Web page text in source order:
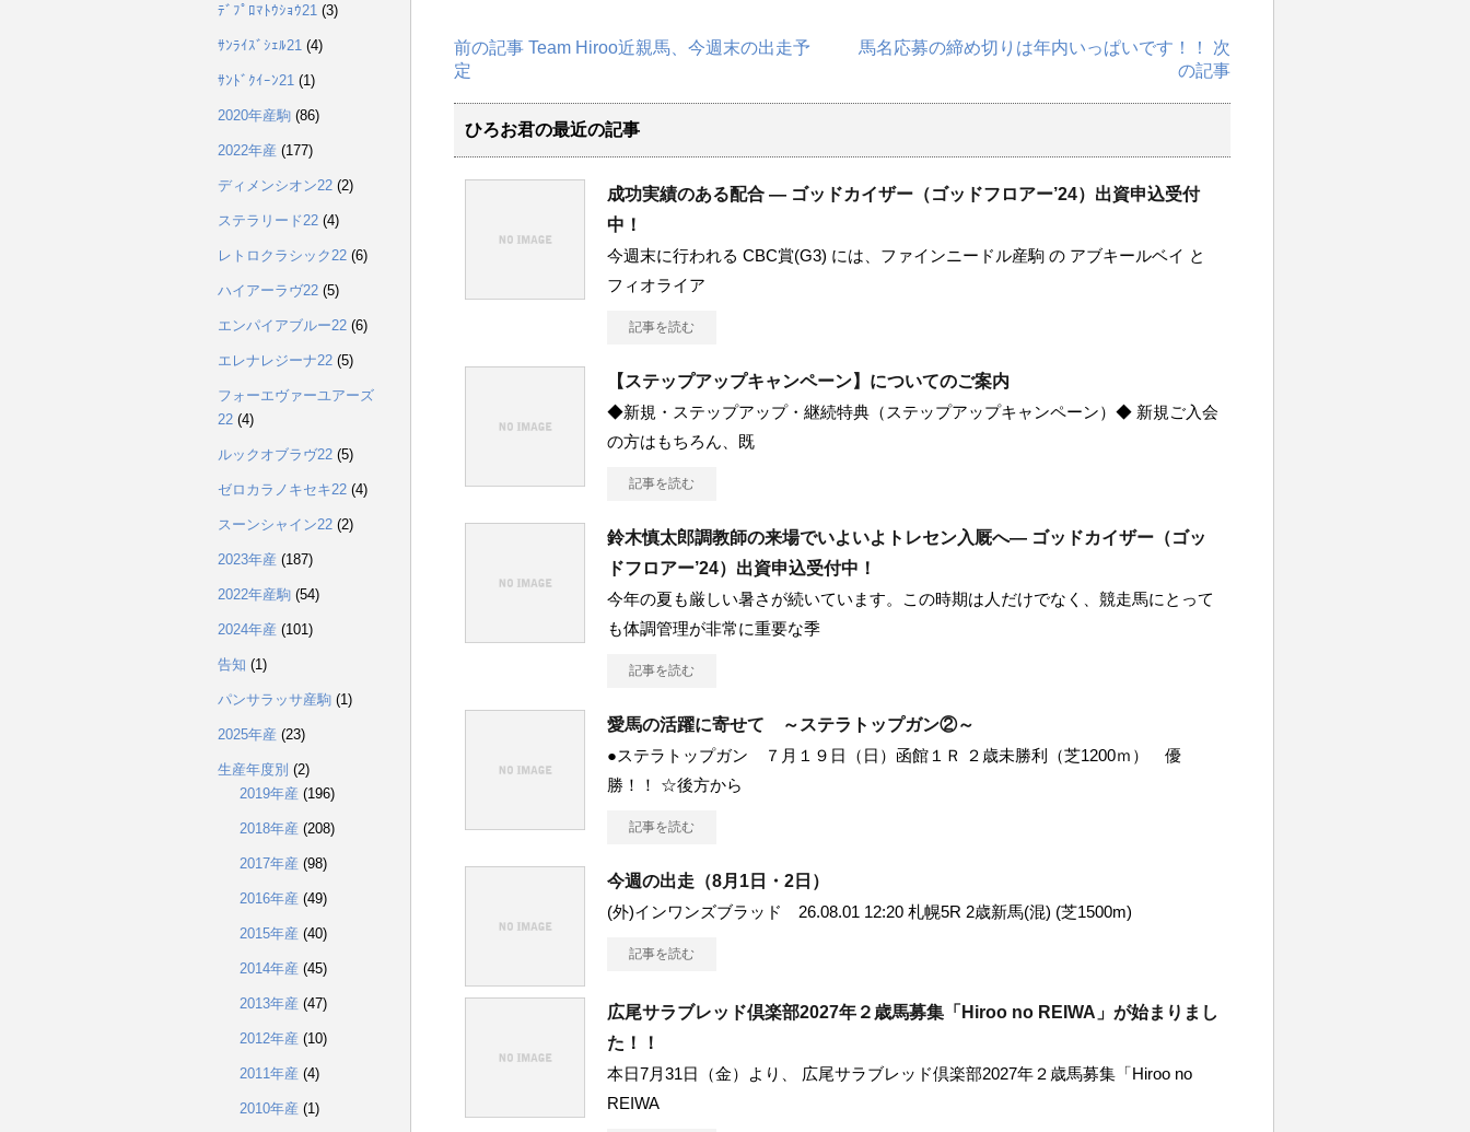
馬名応募の締め切りは年内いっぱいです！！ 次
の記事
前の記事 Team Hiroo近親馬、今週末の出走予
定
ひろお君の最近の記事
成功実績のある配合 ― ゴッドカイザー（ゴッドフロアー’24）出資申込受付
中！
今週末に行われる CBC賞(G3) には、ファインニードル産駒 の アブキールベイ と
フィオライア
記事を読む
【ステップアップキャンペーン】についてのご案内
◆新規・ステップアップ・継続特典（ステップアップキャンペーン）◆ 新規ご入会
の方はもちろん、既
記事を読む
鈴木慎太郎調教師の来場でいよいよトレセン入厩へ― ゴッドカイザー（ゴッ
ドフロアー’24）出資申込受付中！
今年の夏も厳しい暑さが続いています。この時期は人だけでなく、競走馬にとって
も体調管理が非常に重要な季
記事を読む
愛馬の活躍に寄せて ～ステラトップガン②～
●ステラトップガン ７月１９日（日）函館１Ｒ ２歳未勝利（芝1200ｍ） 優
勝！！ ☆後方から
記事を読む
今週の出走（8月1日・2日）
(外)インワンズブラッド 26.08.01 12:20 札幌5R 2歳新馬(混) (芝1500m)
記事を読む
広尾サラブレッド倶楽部2027年２歳馬募集「Hiroo no REIWA」が始まりまし
た！！
本日7月31日（金）より、 広尾サラブレッド倶楽部2027年２歳馬募集「Hiroo no
REIWA
ﾃﾞﾌﾟﾛﾏﾄｳｼｮｳ21 (3)
ｻﾝﾗｲｽﾞｼｪﾙ21 (4)
ｻﾝﾄﾞｸｲｰﾝ21 (1)
2020年産駒 (86)
2022年産 (177)
ディメンシオン22 (2)
ステラリード22 (4)
レトロクラシック22 (6)
ハイアーラヴ22 (5)
エンパイアブルー22 (6)
エレナレジーナ22 (5)
フォーエヴァーユアーズ
22 (4)
ルックオブラヴ22 (5)
ゼロカラノキセキ22 (4)
スーンシャイン22 (2)
2023年産 (187)
2022年産駒 (54)
2024年産 (101)
告知 (1)
パンサラッサ産駒 (1)
2025年産 (23)
生産年度別 (2)
2019年産 (196)
2018年産 (208)
2017年産 (98)
2016年産 (49)
2015年産 (40)
2014年産 (45)
2013年産 (47)
2012年産 (10)
2011年産 (4)
2010年産 (1)